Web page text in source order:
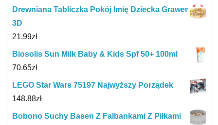
Drewniana Tabliczka Pokój Imię Dziecka Grawer
3D
21.99zł
Biosolis Sun Milk Baby & Kids Spf 50+ 100ml
70.65zł
LEGO Star Wars 75197 Najwyższy Porządek
148.88zł
Bobono Suchy Basen Z Falbankami Z Piłkami